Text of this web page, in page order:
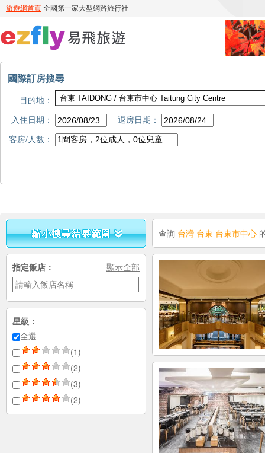
國際訂房搜尋
目的地：
入住日期：
退房日期：
客房/人數：
指定飯店： 顯示全部
星級：
全選
(1)
(2)
(3)
(2)
查詢 台灣 台東 台東市中心